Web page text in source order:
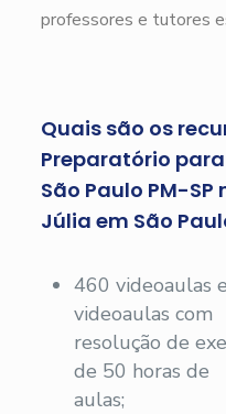
professores e tutores
Quais são os
Preparatório
São Paulo PM-
Júlia em São
460 videoaulas
videoaulas com
resolução de
de 50 horas de
aulas;